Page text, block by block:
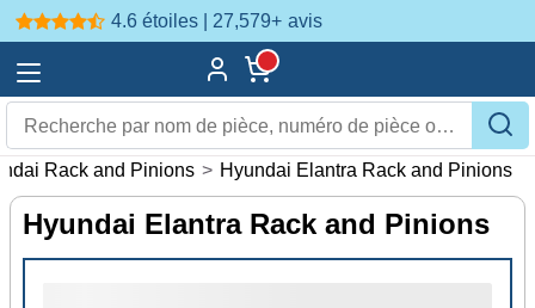
4.6 étoiles | 27,579+ avis
Rack and Pinions > Hyundai Elantra Rack and Pinions
Hyundai Elantra Rack and Pinions